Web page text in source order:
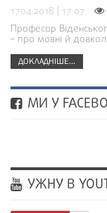
17.04.2018 | 17:07
Професор
– про мовні й
ДОКЛАДНІШЕ...
МИ У
УЖНУ В